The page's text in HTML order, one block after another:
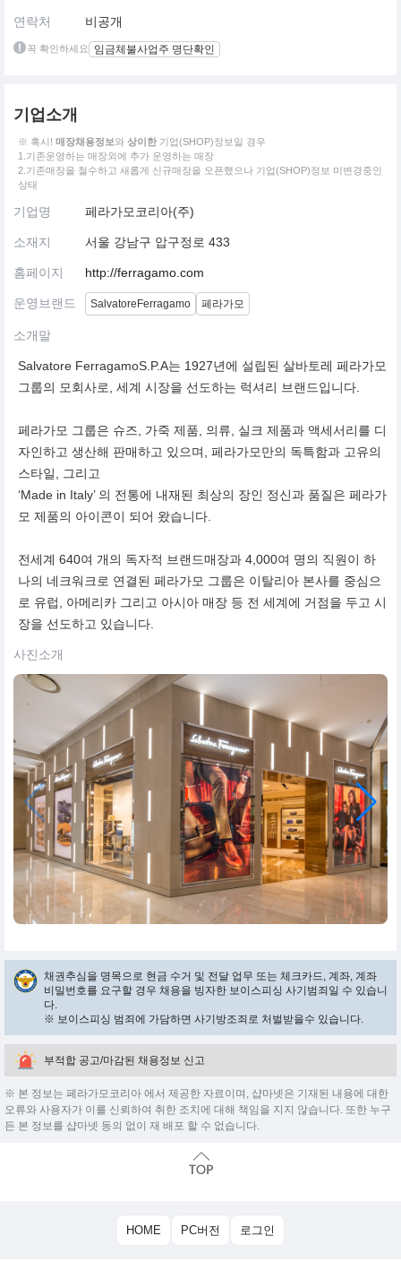
연락처 비공개
꼭 확인하세요 임금체불사업주 명단확인
기업소개
※ 혹시! 매장채용정보와 상이한 기업(SHOP)정보일 경우
1.기존운영하는 매장외에 추가 운영하는 매장
2.기존매장을 철수하고 새롭게 신규매장을 오픈했으나 기업(SHOP)정보 미변경중인
상태
기업명 페라가모코리아(주)
소재지 서울 강남구 압구정로 433
홈페이지 http://ferragamo.com
운영브랜드 SalvatoreFerragamo 페라가모
소개말
Salvatore FerragamoS.P.A는 1927년에 설립된 살바토레 페라가모
그룹의 모회사로, 세계 시장을 선도하는 럭셔리 브랜드입니다.
페라가모 그룹은 슈즈, 가죽 제품, 의류, 실크 제품과 액세서리를 디
자인하고 생산해 판매하고 있으며, 페라가모만의 독특함과 고유의
스타일, 그리고
‘Made in Italy’ 의 전통에 내재된 최상의 장인 정신과 품질은 페라가
모 제품의 아이콘이 되어 왔습니다.
전세계 640여 개의 독자적 브랜드매장과 4,000여 명의 직원이 하
나의 네크워크로 연결된 페라가모 그룹은 이탈리아 본사를 중심으
로 유럽, 아메리카 그리고 아시아 매장 등 전 세계에 거점을 두고 시
장을 선도하고 있습니다.
사진소개
채권추심을 명목으로 현금 수거 및 전달 업무 또는 체크카드, 계좌, 계좌
비밀번호를 요구할 경우 채용을 빙자한 보이스피싱 사기범죄일 수 있습니
다.
※ 보이스피싱 범죄에 가담하면 사기방조죄로 처벌받을수 있습니다.
부적합 공고/마감된 채용정보 신고
※ 본 정보는 페라가모코리아 에서 제공한 자료이며, 샵마넷은 기재된 내용에 대한
오류와 사용자가 이를 신뢰하여 취한 조치에 대해 책임을 지지 않습니다. 또한 누구
든 본 정보를 샵마넷 동의 없이 재 배포 할 수 없습니다.
HOME PC버전 로그인